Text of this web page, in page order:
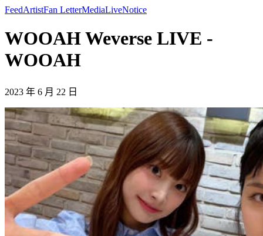
FeedArtistFan LetterMediaLiveNotice
WOOAH Weverse LIVE -
WOOAH
2023 年 6 月 22 日